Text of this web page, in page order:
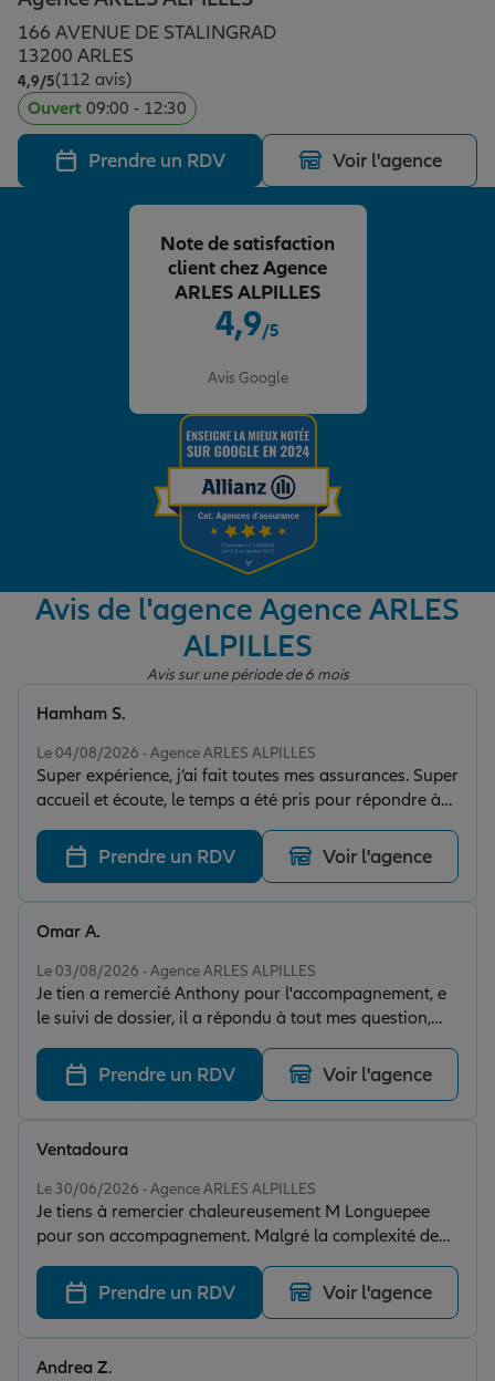
Assurance emprunteur
Prévoyance et dépendance
Assurance animal de compagnie
Protection de la famille
Protection juridique
Épargne & retraite
Plan épargne retraite
Assurance vie
Placements financiers
Investissements immobiliers
Transmission
Vos projets
Partir en vacances
Départ à la retraite
Préparer l’avenir
Conseil assurance
Assurance habitation
Le Pack Famille
Garantie des accidents de la vie
Assurance scolaire
Retraite
Tous nos devis d'assurance
Allianz en France
166 AVENUE DE STALINGRAD
13200 ARLES
4,9/5Note de 4.9 sur 5
(112 avis)
Ouvert 09:00 - 12:30
Prendre un RDV Voir l'agence
4,9/5
Avis Google
Note de satisfaction
client chez Agence
ARLES ALPILLES
Avis de l'agence Agence ARLES
ALPILLES
Avis sur une période de 6 mois
Le 04/08/2026 - Agence ARLES ALPILLES
Super expérience, j’ai fait toutes mes assurances. Super
accueil et écoute, le temps a été pris pour répondre à
toutes mes questions
Hamham S.
Prendre un RDV Voir l'agence
Le 03/08/2026 - Agence ARLES ALPILLES
Je tien a remercié Anthony pour l'accompagnement, e
le suivi de dossier, il a répondu à tout mes question,
merci ussy a tout l'équipe alliance Arles
Omar A.
Prendre un RDV Voir l'agence
Le 30/06/2026 - Agence ARLES ALPILLES
Je tiens à remercier chaleureusement M Longuepee
pour son accompagnement. Malgré la complexité de
mon dossier, il a fait preuve d'une réactivité incroyable
pour me trouver une solution rapidement. Anthony est
un conseiller à l'écoute, qui prend réellement le temps
d'analyser les situations et d'accompagner ses clients.
Vous êtes un conseiller en or, ne changez surtout rien !
Ventadoura
Prendre un RDV Voir l'agence
Andrea Z.